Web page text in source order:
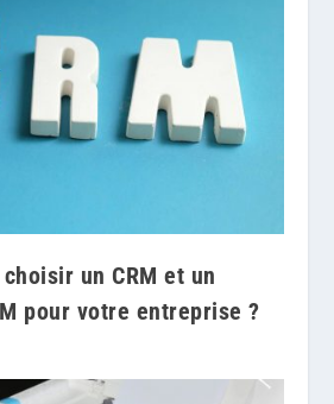
un CRM et un
pour votre entreprise ?